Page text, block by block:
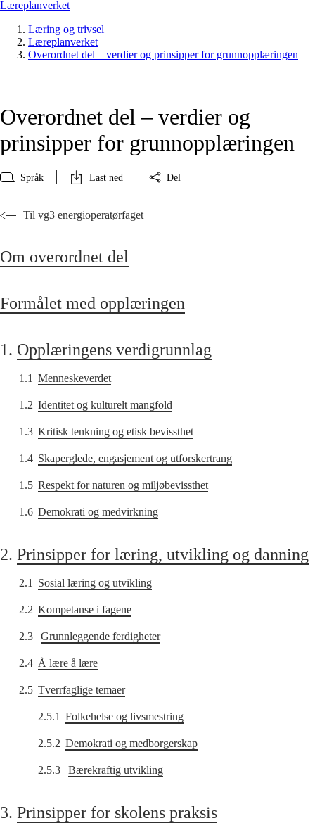
Læreplanverket
Læring og trivsel
Læreplanverket
Overordnet del – verdier og prinsipper for grunnopplæringen
Overordnet del – verdier og
prinsipper for grunnopplæringen
Språk Last ned Del
Til vg3 energioperatørfaget
Om overordnet del
Formålet med opplæringen
1. Opplæringens verdigrunnlag
1.1 Menneskeverdet
1.2 Identitet og kulturelt mangfold
1.3 Kritisk tenkning og etisk bevissthet
1.4 Skaperglede, engasjement og utforskertrang
1.5 Respekt for naturen og miljøbevissthet
1.6 Demokrati og medvirkning
2. Prinsipper for læring, utvikling og danning
2.1 Sosial læring og utvikling
2.2 Kompetanse i fagene
2.3 Grunnleggende ferdigheter
2.4 Å lære å lære
2.5 Tverrfaglige temaer
2.5.1 Folkehelse og livsmestring
2.5.2 Demokrati og medborgerskap
2.5.3 Bærekraftig utvikling
3. Prinsipper for skolens praksis